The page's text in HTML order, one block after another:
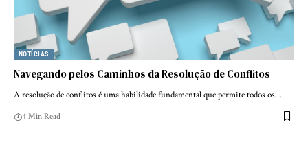
NOTÍCIAS
Navegando pelos Caminhos da Resolução de Conflitos
A resolução de conflitos é uma habilidade fundamental que permite todos os…
4 Min Read